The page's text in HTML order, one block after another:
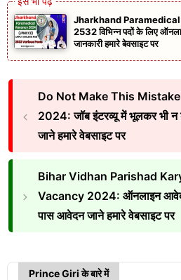
Jharkhand
2532 विभिन्न पदों के लिए
जानकारी हमारे बेवसाइट पर
Do Not Make This
2024: जॉब इंटरव्यू में भूलकर भी न
जाने हमारे वेबसाइट पर
Bihar Vidhan Parishad
Vacancy 2024: ऑनलाइन
पास आवेदन जाने हमारे वेबसाइट पर
Prince Giri के बारे में